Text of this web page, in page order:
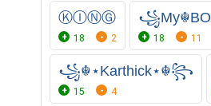
ⓀⒾⓃⒼ
18 2 18 11
꧁☬⋆Karthick⋆☬꧂
15 4